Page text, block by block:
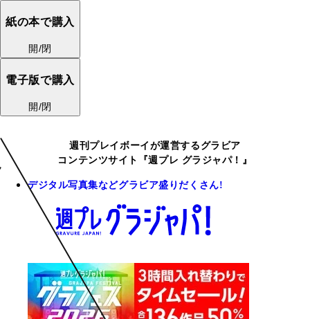
紙の本で購入
開/閉
電子版で購入
開/閉
週刊プレイボーイが運営するグラビア
コンテンツサイト『週プレ グラジャパ！』
デジタル写真集などグラビア盛りだくさん!